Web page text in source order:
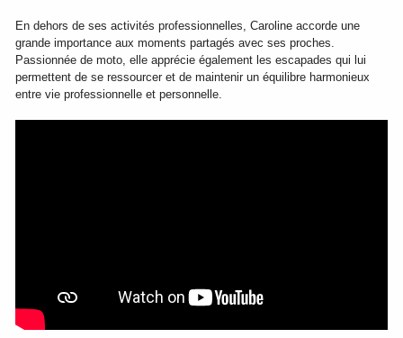
En dehors de ses activités professionnelles, Caroline accorde une
grande importance aux moments partagés avec ses proches.
Passionnée de moto, elle apprécie également les escapades qui lui
permettent de se ressourcer et de maintenir un équilibre harmonieux
entre vie professionnelle et personnelle.